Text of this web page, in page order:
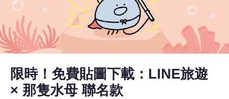
限時！免費貼圖下載：LINE旅遊
× 那隻水母 聯名款